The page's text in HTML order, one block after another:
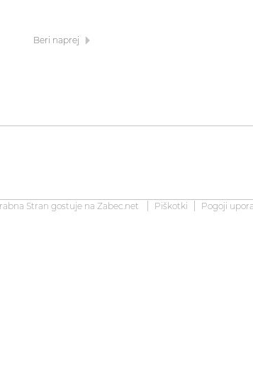
Beri naprej
Stran gostuje na Zabec.net Piškotki Pogoji